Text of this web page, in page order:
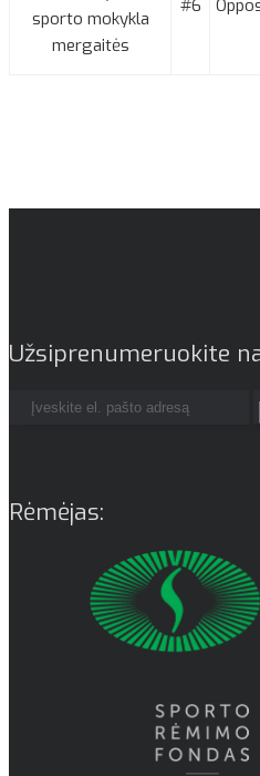
sporto mokykla
mergaitės
#6
Užsiprenumeruokite
Rėmėjas: